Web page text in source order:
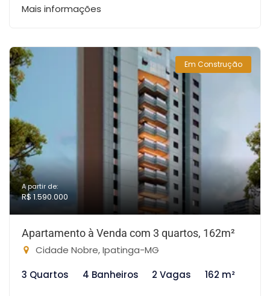
Mais informações
Em Construção
A partir de:
R$ 1.590.000
Apartamento à Venda com 3 quartos, 162m²
Cidade Nobre, Ipatinga-MG
3 Quartos
4 Banheiros 2 Vagas 162 m²